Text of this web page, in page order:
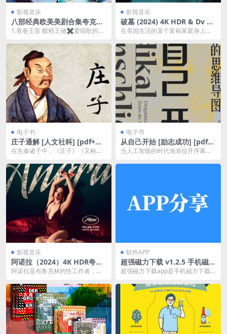
影视音乐
八部经典欧美美剧合集夸克网
盘下载
1.青春王室 醋精王储✖️爱唱歌的平
✖️忠...
影视音乐
破墓 (2024) 4K HDR & Dv 中
字内嵌字幕
在美国生活的某个富裕家庭身上持
们请来了在巫师之中著...
电子书
庄子通解 [ 人文社科] [pdf+全
格式]夸克网盘下载
在先秦诸子中，《庄子》（又称
子》并称“三玄”，同为...
电子书
从自己开始 [ 励志成功] [pdf
+全格式]
当人工智能的时代渐渐拉开序幕，
的思维已无法适应当今...
影视音乐
阿诺拉（2024）4K HDR夸克
网盘资源下载
阿诺拉是布鲁克林的性工作者，她
动之下嫁给了他，这让...
软件APP
超强磁力下载 v1.2.5 手机磁力
下载神器，解析速度非常快，
超强磁力下载app是手机磁力下载
力链接格式，轻松下...